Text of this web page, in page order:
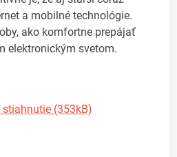
a mobilné technológie.
ako komfortne prepájať
elektronickým svetom.
stiahnutie (353kB)